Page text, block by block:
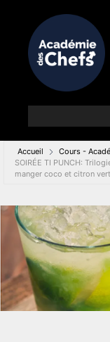
Accueil Cours -
SOIRÉE TI PUNCH:
manger coco et citron vert